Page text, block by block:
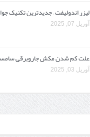
لیزر اندولیفت – جدیدترین تکنیک
آوریل 07, 2025
علت کم شدن مکش جاروبرقی
آوریل 03, 2025